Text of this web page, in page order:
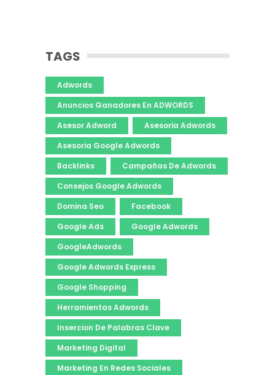
TAGS
Adwords
Anuncios Ganadores En ADWORDS
Asesor Adword
Asesoria Adwords
Asesoria Google Adwords
Backlinks
Campañas De Adwords
Consejos Google Adwords
Domina Seo
Facebook
Google Ads
Google Adwords
GoogleAdwords
Google Adwords Express
Google Shopping
Herramientas Adwords
Insercion De Palabras Clave
Marketing Digital
Marketing En Redes Sociales